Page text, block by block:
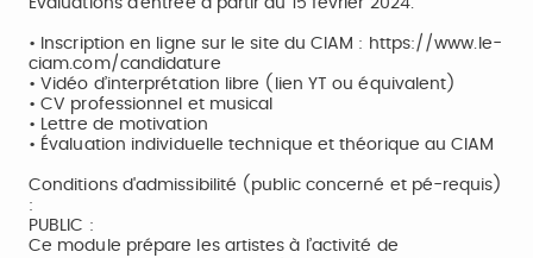
Évaluations d’entrée à partir du 15 février 2024.
• Inscription en ligne sur le site du CIAM : https://www.le-
ciam.com/candidature
• Vidéo d’interprétation libre (lien YT ou équivalent)
• CV professionnel et musical
• Lettre de motivation
• Évaluation individuelle technique et théorique au CIAM
Conditions d'admissibilité (public concerné et pé-requis)
:
PUBLIC :
Ce module prépare les artistes à l’activité de